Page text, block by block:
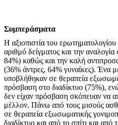
Συμπεράσματα
Η αξιοπιστία του
αριθμό δείγματος και την
84%) καθώς και την καλή
(36% άντρες, 64% γυναίκες). Ένα
υποβλήθηκαν σε θεραπεία
πρόσβαση στο διαδίκτυο (75%),
δεν είχαν πρόσβαση σκόπευαν να
μέλλον. Πάνω από τους μισούς
σε θεραπεία εξωσωματικής
διαδίκτυο και από το σπίτι και